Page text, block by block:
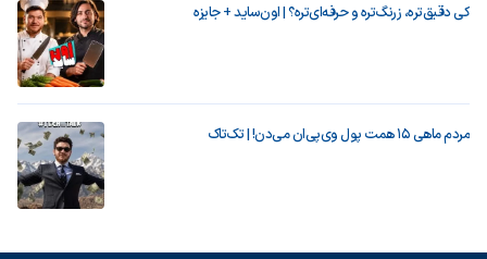
کی دقیق‌تره، زرنگ‌تره و حرفه‌ای‌تره؟ | اون‌ساید + جایزه
مردم ماهی ۱۵ همت پول وی‌پی‌ان می‌دن! | تک‌تاک